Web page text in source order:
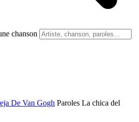
chanson
De Van Gogh Paroles La chica del